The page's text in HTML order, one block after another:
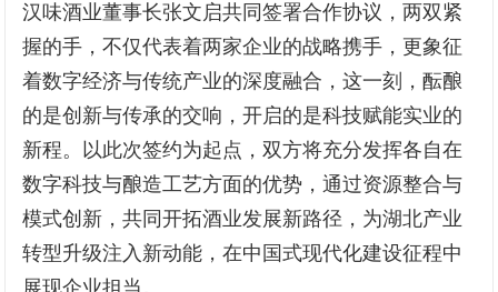
汉味酒业董事长张文启共同签署合作协议，两双紧
握的手，不仅代表着两家企业的战略携手，更象征
着数字经济与传统产业的深度融合，这一刻，酝酿
的是创新与传承的交响，开启的是科技赋能实业的
新程。以此次签约为起点，双方将充分发挥各自在
数字科技与酿造工艺方面的优势，通过资源整合与
模式创新，共同开拓酒业发展新路径，为湖北产业
转型升级注入新动能，在中国式现代化建设征程中